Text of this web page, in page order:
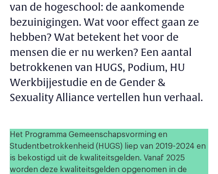
van de hogeschool: de aankomende
bezuinigingen. Wat voor effect gaan ze
hebben? Wat betekent het voor de
mensen die er nu werken? Een aantal
betrokkenen van HUGS, Podium, HU
Werkbijjestudie en de Gender &
Sexuality Alliance vertellen hun verhaal.
Het Programma Gemeenschapsvorming en
Studentbetrokkenheid (HUGS) liep van 2019-2024 en
is bekostigd uit de kwaliteitsgelden. Vanaf 2025
worden deze kwaliteitsgelden opgenomen in de